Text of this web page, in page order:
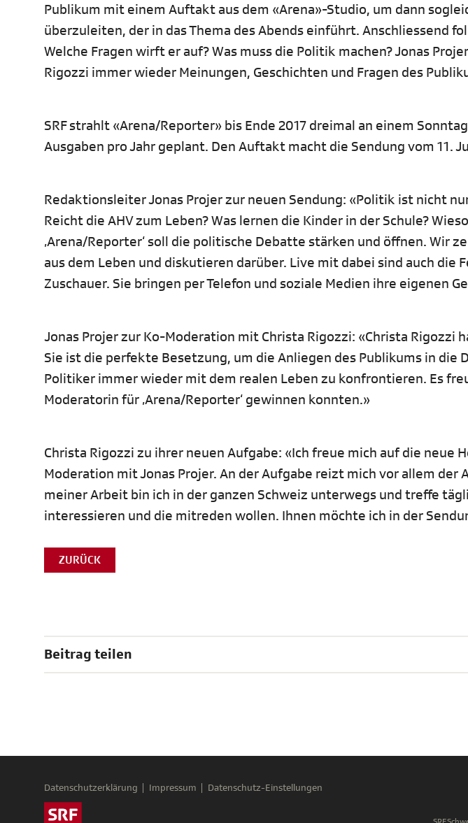
Publikum mit einem Auftakt aus dem «Arena»-Studio, um dann
überzuleiten, der in das Thema des Abends einführt. Anschliessend
Welche Fragen wirft er auf? Was muss die Politik machen? Jonas
Rigozzi immer wieder Meinungen, Geschichten und Fragen des
SRF strahlt «Arena/Reporter» bis Ende 2017 dreimal an einem
Ausgaben pro Jahr geplant. Den Auftakt macht die Sendung vom 11.
Redaktionsleiter Jonas Projer zur neuen Sendung: «Politik ist nicht
Reicht die AHV zum Leben? Was lernen die Kinder in der Schule?
‚Arena/Reporter‘ soll die politische Debatte stärken und öffnen. Wir
aus dem Leben und diskutieren darüber. Live mit dabei sind auch die
Zuschauer. Sie bringen per Telefon und soziale Medien ihre eigenen
Jonas Projer zur Ko-Moderation mit Christa Rigozzi: «Christa Rigozzi
Sie ist die perfekte Besetzung, um die Anliegen des Publikums in die
Politiker immer wieder mit dem realen Leben zu konfrontieren. Es
Moderatorin für ‚Arena/Reporter‘ gewinnen konnten.»
Christa Rigozzi zu ihrer neuen Aufgabe: «Ich freue mich auf die neue
Moderation mit Jonas Projer. An der Aufgabe reizt mich vor allem der
meiner Arbeit bin ich in der ganzen Schweiz unterwegs und treffe
interessieren und die mitreden wollen. Ihnen möchte ich in der
ZURÜCK
Beitrag teilen
Datenschutzerklärung Impressum Datenschutz-Einstellungen